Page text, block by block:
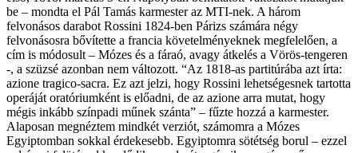
be – mondta el Pál Tamás karmester az MTI-nek. A három
felvonásos darabot Rossini 1824-ben Párizs számára négy
felvonásosra bővítette a francia követelményeknek megfelelően, a
cím is módosult – Mózes és a fáraó, avagy átkelés a Vörös-tengeren
-, a szüzsé azonban nem változott. “Az 1818-as partitúrába azt írta:
azione tragico-sacra. Ez azt jelzi, hogy Rossini lehetségesnek tartotta
operáját oratóriumként is előadni, de az azione arra mutat, hogy
mégis inkább színpadi műnek szánta” – fűzte hozzá a karmester.
Alaposan megnéztem mindkét verziót, számomra a Mózes
Egyiptomban sokkal érdekesebb. Egyiptomra sötétség borul – ezzel